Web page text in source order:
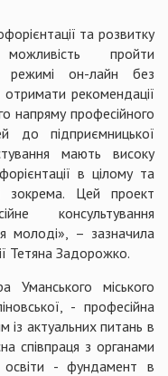
та розвитку
пройти
режимі он-лайн без
отримати рекомендації
напряму професійного
до підприємницької
мають високу
в цілому та
зокрема. Цей проект
консультування
молоді», – зазначила
Тетяна Задорожко.
Уманського міського
- професійна
із актуальних питань в
співпраця з органами
- фундамент в